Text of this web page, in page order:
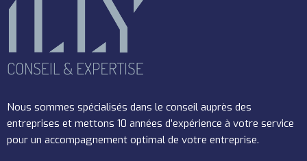
Nous sommes spécialisés dans le conseil auprès des
entreprises et mettons 10 années d’expérience à votre service
pour un accompagnement optimal de votre entreprise.